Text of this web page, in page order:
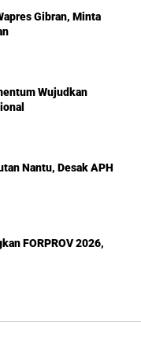
Gibran, Minta
Wujudkan
Nantu, Desak APH
FORPROV 2026,